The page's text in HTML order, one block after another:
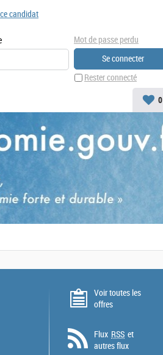
Rester connecté
Mot de passe perdu
candidat
0
Voir toutes les
offres
Flux RSS et
autres flux